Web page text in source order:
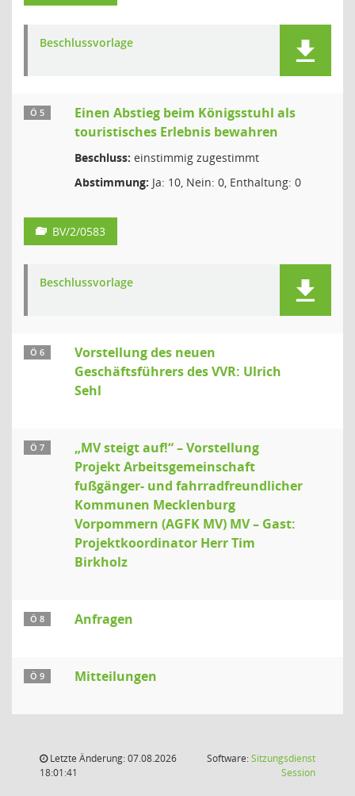
Beschlussvorlage
Ö 5
Einen Abstieg beim Königsstuhl als
touristisches Erlebnis bewahren
Beschluss: einstimmig zugestimmt
Abstimmung: Ja: 10, Nein: 0, Enthaltung: 0
BV/2/0583
Beschlussvorlage
Ö 6
Vorstellung des neuen
Geschäftsführers des VVR: Ulrich
Sehl
Ö 7
„MV steigt auf!“ – Vorstellung
Projekt Arbeitsgemeinschaft
fußgänger- und fahrradfreundlicher
Kommunen Mecklenburg
Vorpommern (AGFK MV) MV – Gast:
Projektkoordinator Herr Tim
Birkholz
Ö 8 Anfragen
Ö 9 Mitteilungen
Letzte Änderung: 07.08.2026
18:01:41
Software:Sitzungsdienst
Session(Wird in